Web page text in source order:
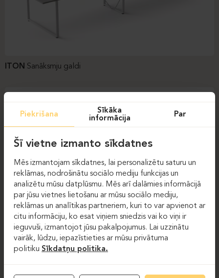
ITON Sanāksmju galdi
Piekrišana
Sīkāka
informācija
Par
Šī vietne izmanto sīkdatnes
Mēs izmantojam sīkdatnes, lai personalizētu saturu un
reklāmas, nodrošinātu sociālo mediju funkcijas un
analizētu mūsu datplūsmu. Mēs arī dalāmies informācijā
par jūsu vietnes lietošanu ar mūsu sociālo mediju,
reklāmas un analītikas partneriem, kuri to var apvienot ar
citu informāciju, ko esat viņiem sniedzis vai ko viņi ir
ieguvuši, izmantojot jūsu pakalpojumus. Lai uzzinātu
vairāk, lūdzu, iepazīstieties ar mūsu privātuma
politiku Sīkdatņu politika.